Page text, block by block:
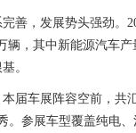
善，发展势头强劲。
辆，其中新能源汽车
。
届车展阵容空前，共
。参展车型覆盖纯电